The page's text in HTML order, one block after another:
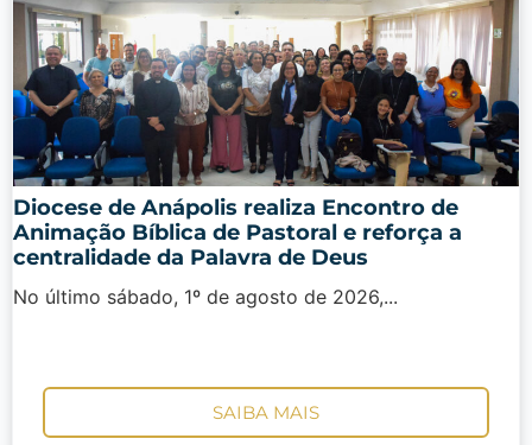
Diocese de Anápolis realiza Encontro de
Animação Bíblica de Pastoral e reforça a
centralidade da Palavra de Deus
No último sábado, 1º de agosto de 2026,...
SAIBA MAIS